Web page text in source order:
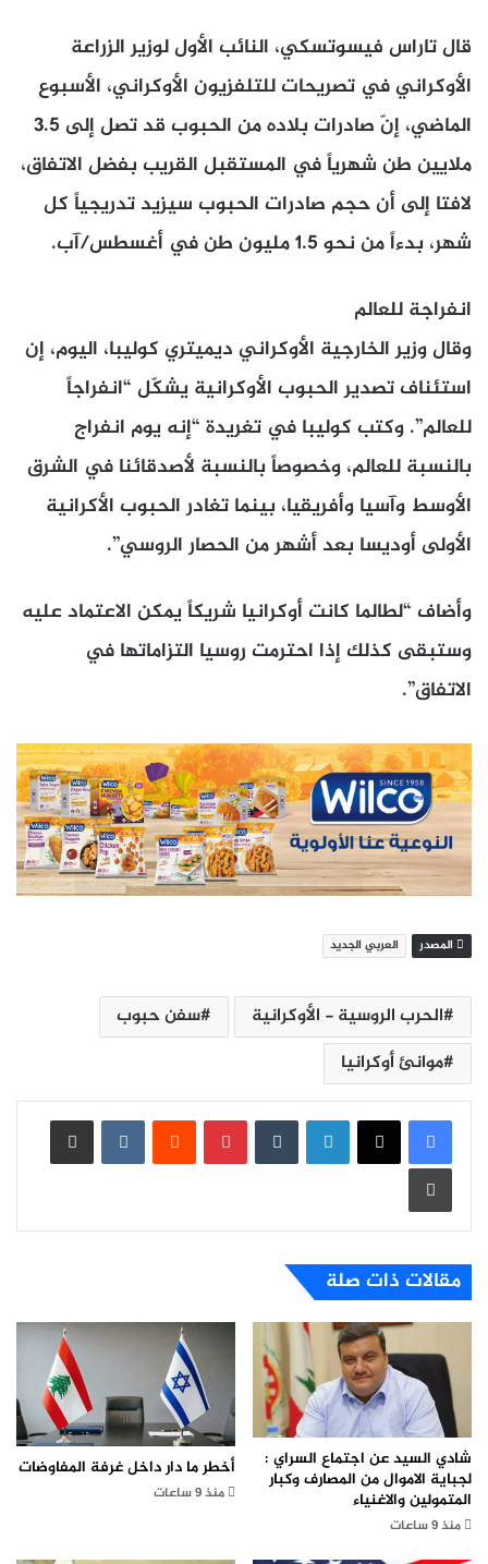
قال تاراس فيسوتسكي، النائب الأول لوزير الزراعة
الأوكراني في تصريحات للتلفزيون الأوكراني، الأسبوع
الماضي، إنّ صادرات بلاده من الحبوب قد تصل إلى 3.5
ملايين طن شهرياً في المستقبل القريب بفضل الاتفاق،
لافتا إلى أن حجم صادرات الحبوب سيزيد تدريجياً كل
شهر، بدءاً من نحو 1.5 مليون طن في أغسطس/آب.
انفراجة للعالم
وقال وزير الخارجية الأوكراني ديميتري كوليبا، اليوم، إن
استئناف تصدير الحبوب الأوكرانية يشكّل “انفراجاً
للعالم”. وكتب كوليبا في تغريدة “إنه يوم انفراج
بالنسبة للعالم، وخصوصاً بالنسبة لأصدقائنا في الشرق
الأوسط وآسيا وأفريقيا، بينما تغادر الحبوب الأكرانية
الأولى أوديسا بعد أشهر من الحصار الروسي”.
وأضاف “لطالما كانت أوكرانيا شريكاً يمكن الاعتماد عليه
وستبقى كذلك إذا احترمت روسيا التزاماتها في
الاتفاق”.
المصدر العربي الجديد
الحرب الروسية - الأوكرانية
سفن حبوب
موانئ أوكرانيا
لينكدإن بينتيريست
مشاركة عبر البريد
طباعة
مقالات ذات صلة
شادي السيد عن اجتماع السراي :
لجباية الاموال من المصارف وكبار
المتمولين والاغنياء
منذ 9 ساعات
أخطر ما دار داخل غرفة المفاوضات
منذ 9 ساعات